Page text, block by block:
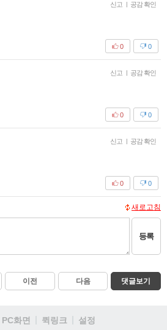
신고 | 공감 확인
0
0
신고 | 공감 확인
0
0
신고 | 공감 확인
0
0
새로고침
등록
이전 다음 댓글보기
PC화면 퀵링크 설정